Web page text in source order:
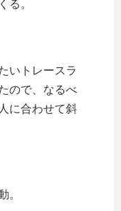
る。
いトレースラ
ので、なるべ
に合わせて斜
。